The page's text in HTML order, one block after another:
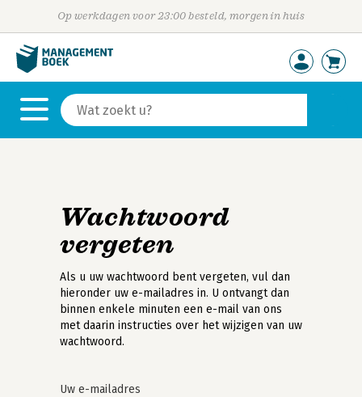
Op werkdagen voor 23:00 besteld, morgen in huis
Wachtwoord
vergeten
Als u uw wachtwoord bent vergeten, vul dan
hieronder uw e-mailadres in. U ontvangt dan
binnen enkele minuten een e-mail van ons
met daarin instructies over het wijzigen van uw
wachtwoord.
Uw e-mailadres